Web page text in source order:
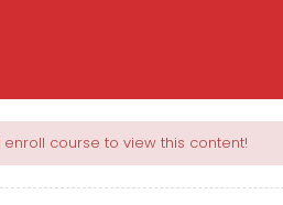
enroll course to view this content!